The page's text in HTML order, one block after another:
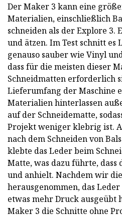
Der Maker 3 kann eine
Materialien, einschließlich
schneiden als der Explore 3.
und ätzen. Im Test schnitt es
genauso sauber wie Vinyl
dass für die meisten dieser
Schneidmatten erforderlich
Lieferumfang der Maschine
Materialien hinterlassen
auf der Schneidematte,
Projekt weniger klebrig ist.
nach dem Schneiden von
klebte das Leder beim
Matte, was dazu führte,
und anhielt. Nachdem wir
herausgenommen, das
etwas mehr Druck ausgeübt
Maker 3 die Schnitte ohne